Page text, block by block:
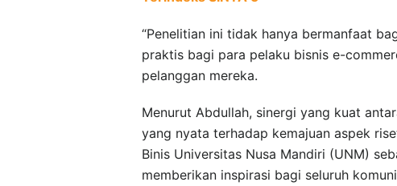
“Penelitian ini tidak hanya bermanfaat
praktis bagi para pelaku bisnis e-
pelanggan mereka.
Menurut Abdullah, sinergi yang kuat
yang nyata terhadap kemajuan aspek
Binis Universitas Nusa Mandiri (UNM)
memberikan inspirasi bagi seluruh